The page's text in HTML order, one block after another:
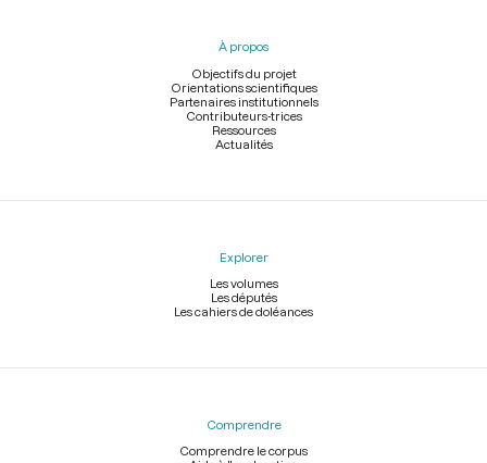
À propos
Objectifs du projet
Orientations scientifiques
Partenaires institutionnels
Contributeurs-trices
Ressources
Actualités
Explorer
Les volumes
Les députés
Les cahiers de doléances
Comprendre
Comprendre le corpus